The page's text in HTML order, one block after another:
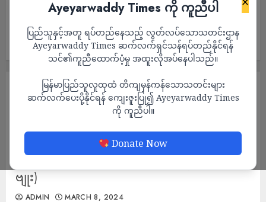
Ayeyarwaddy Times ကို ကူညီပါ
ပြည်သူနှင့်အတူ ရပ်တည်နေသည့် လွတ်လပ်သောသတင်းဌာန
Ayeyarwaddy Times ဆက်လက်ရှင်သန်ရပ်တည်နိုင်ရန်
သင်၏ကူညီထောက်ပံ့မှု အထူးလိုအပ်နေပါသည်။
မြန်မာပြည်သူလူထုထံ တိကျမှန်ကန်သောသတင်းများ
ဆက်လက်ပေးပို့နိုင်ရန် ကျေးဇူးပြု၍ Ayeyarwaddy Times
ကို ကူညီပါ။
Donate Now
(Progressive Voice Myanmar) တည်ထောင်သူ ဒေါ်ခင်ဥမ္မာကို ဆက်
သွယ်မေးမြန်းခြင်း (အမျိုးသမီးကဏ္ဍ-အင်တာဗျုး)
အင်တာဗျူး အမျိုးသမီးကဏ္ဍ
နိုင်ငံတကာအမျိုးသမီးများနေ့အထိမ်းအမှတ်
အဖြစ် ရှေ့ပြေးအသံအဖွဲ့ (Progressive Voice
Myanmar) တည်ထောင်သူ ဒေါ်ခင်ဥမ္မာကို ဆက်
သွယ်မေးမြန်းခြင်း (အမျိုးသမီးကဏ္ဍ-အင်တာ
ဗျုး)
ADMIN MARCH 8, 2024